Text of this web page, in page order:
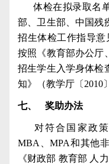
体检在拟录取名
部、卫生部、中国残
招生体检工作指导意
按照《教育部办公厅
招生学生入学身体检
知》（教学厅〔 2010〕
七、 奖助办法
对符合国家政
MBA
、MPA和其他
《财政部 教育部 人